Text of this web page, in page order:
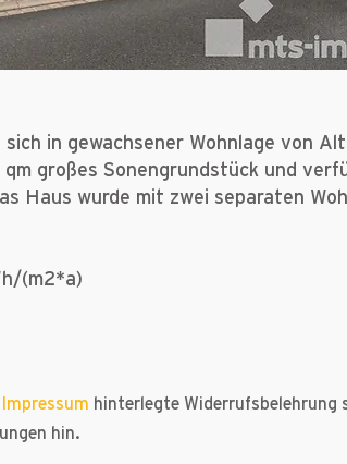
in gewachsener Wohnlage von
großes Sonengrundstück und
Haus wurde mit zwei separaten
(m2*a)
Impressum hinterlegte Widerrufsbelehrung
hin.